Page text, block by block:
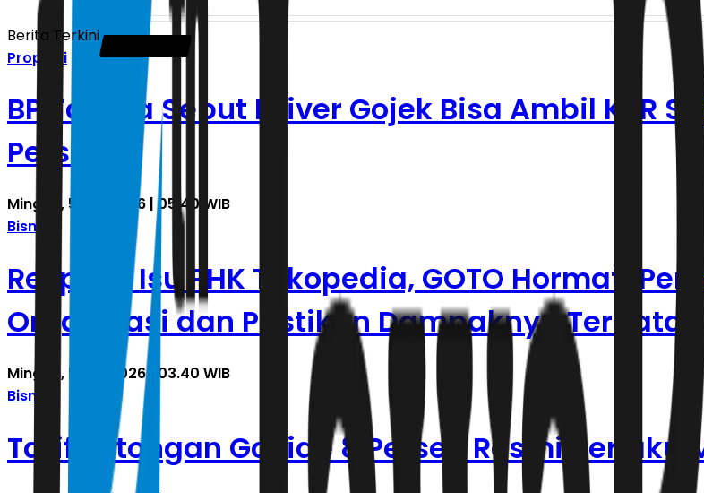
Berita Terkini
Properti
BP Tapera Sebut Driver Gojek Bisa Ambil KPR
Persen
Minggu, 5 Juli 2026 | 05.40 WIB
Bisnis
Respons Isu PHK Tokopedia, GOTO Hormati
Organisasi dan Pastikan Dampaknya Terbatas
Minggu, 5 Juli 2026 | 03.40 WIB
Bisnis
Tarif Potongan GoRide 8 Persen Resmi Berlaku